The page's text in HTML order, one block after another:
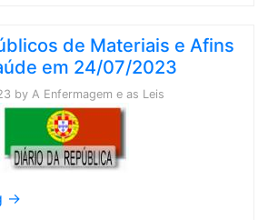
de Materiais e Afins
em 24/07/2023
by A Enfermagem e as Leis
→